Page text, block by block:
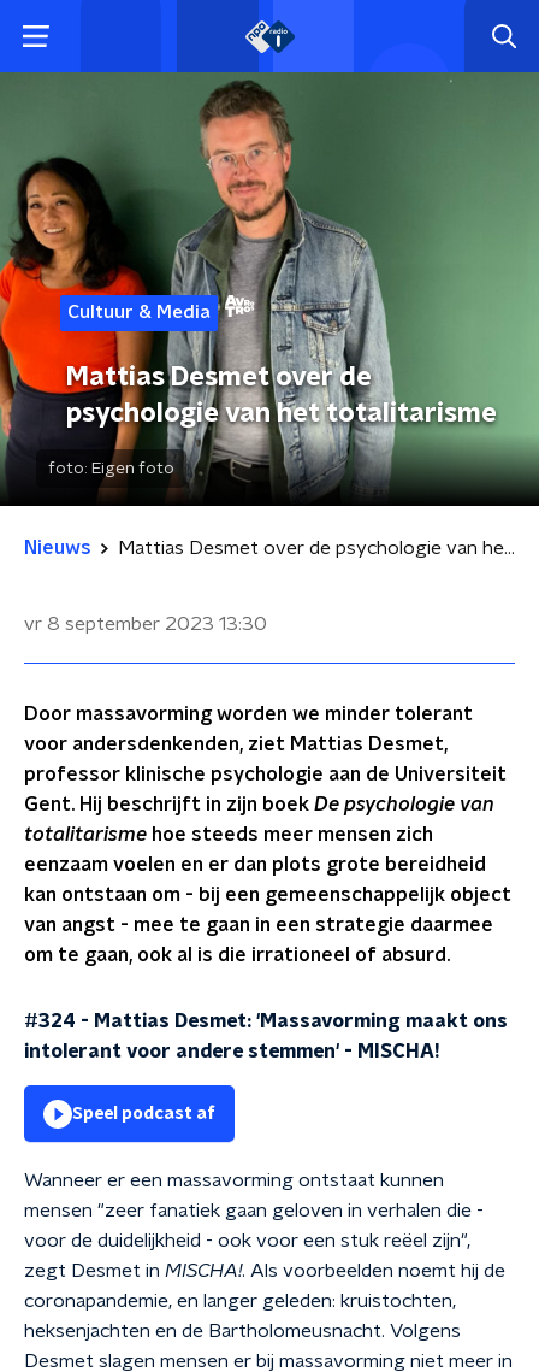
Cultuur & Media
Mattias Desmet over de
psychologie van het totalitarisme
foto: Eigen foto
Nieuws Mattias Desmet over de psychologie van het totalitarisme
vr 8 september 2023 13:30
Door massavorming worden we minder tolerant
voor andersdenkenden, ziet Mattias Desmet,
professor klinische psychologie aan de Universiteit
Gent. Hij beschrijft in zijn boek De psychologie van
totalitarisme hoe steeds meer mensen zich
eenzaam voelen en er dan plots grote bereidheid
kan ontstaan om - bij een gemeenschappelijk object
van angst - mee te gaan in een strategie daarmee
om te gaan, ook al is die irrationeel of absurd.
#324 - Mattias Desmet: 'Massavorming maakt ons
intolerant voor andere stemmen' - MISCHA!
Speel podcast af
Wanneer er een massavorming ontstaat kunnen
mensen "zeer fanatiek gaan geloven in verhalen die -
voor de duidelijkheid - ook voor een stuk reëel zijn",
zegt Desmet in MISCHA!. Als voorbeelden noemt hij de
coronapandemie, en langer geleden: kruistochten,
heksenjachten en de Bartholomeusnacht. Volgens
Desmet slagen mensen er bij massavorming niet meer in